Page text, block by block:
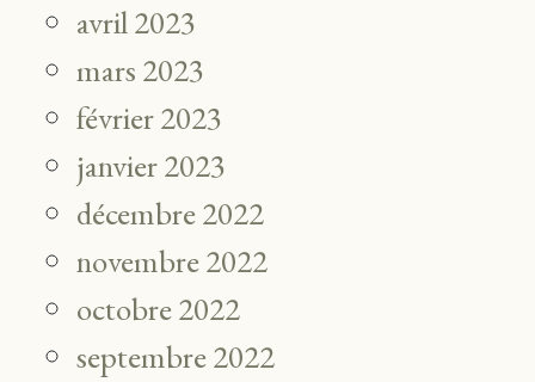
avril 2023
mars 2023
février 2023
janvier 2023
décembre 2022
novembre 2022
octobre 2022
septembre 2022